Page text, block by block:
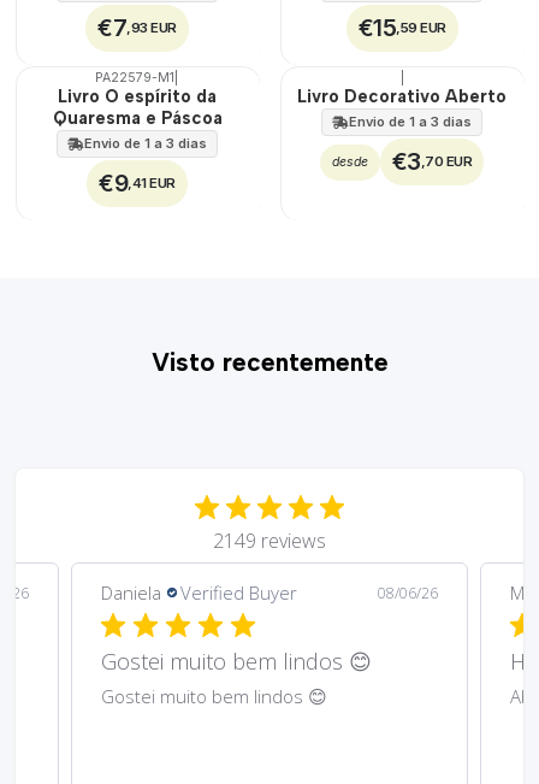
€7 ,93 EUR €15 ,59 EUR
PA22579-M1
Livro O espírito da
Quaresma e Páscoa
Envio de 1 a 3 dias
€9,41 EUR
🇵🇹
100%
Livro Decorativo Aberto
Envio de 1 a 3 dias
desde €3 ,70 EUR
Visto recentemente
2149 reviews
26 Daniela Verified Buyer 08/06/26
Gostei muito bem lindos 😊
Gostei muito bem lindos 😊